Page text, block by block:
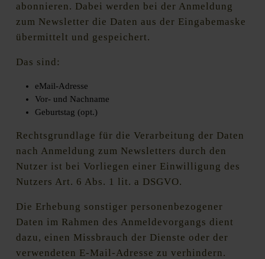
abonnieren. Dabei werden bei der Anmeldung
zum Newsletter die Daten aus der Eingabemaske
übermittelt und gespeichert.
Das sind:
eMail-Adresse
Vor- und Nachname
Geburtstag (opt.)
Rechtsgrundlage für die Verarbeitung der Daten
nach Anmeldung zum Newsletters durch den
Nutzer ist bei Vorliegen einer Einwilligung des
Nutzers Art. 6 Abs. 1 lit. a DSGVO.
Die Erhebung sonstiger personenbezogener
Daten im Rahmen des Anmeldevorgangs dient
dazu, einen Missbrauch der Dienste oder der
verwendeten E-Mail-Adresse zu verhindern.